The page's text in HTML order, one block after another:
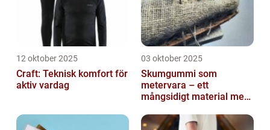
12 oktober 2025
Craft: Teknisk komfort för
aktiv vardag
03 oktober 2025
Skumgummi som
metervara – ett
mångsidigt material med
användningsområden